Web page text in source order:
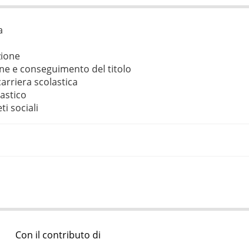
e conseguimento del titolo
scolastica
sociali
Con il contributo di